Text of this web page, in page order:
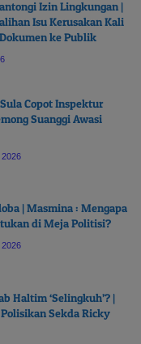
Izin Lingkungan |
Isu Kerusakan Kali
ke Publik
Copot Inspektur
Suanggi Awasi
| Masmina : Mengapa
di Meja Politisi?
Haltim ‘Selingkuh’? |
Sekda Ricky